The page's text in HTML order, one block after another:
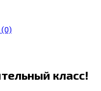
(0)
класс!